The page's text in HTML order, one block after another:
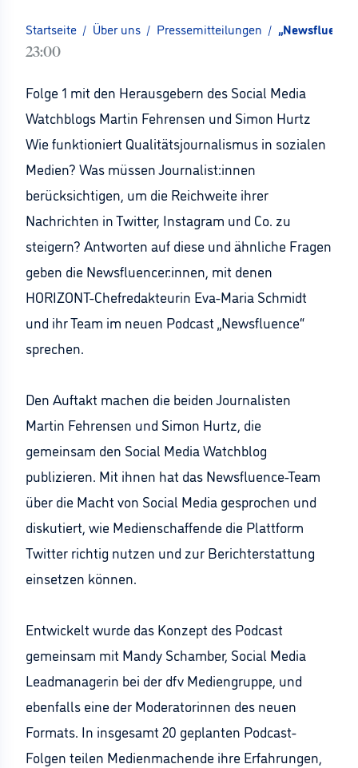
Startseite / Über uns / Pressemitteilungen /
23:00
Folge 1 mit den Herausgebern des Social Media
Watchblogs Martin Fehrensen und Simon Hurtz
Wie funktioniert Qualitätsjournalismus in sozialen
Medien? Was müssen Journalist:innen
berücksichtigen, um die Reichweite ihrer
Nachrichten in Twitter, Instagram und Co. zu
steigern? Antworten auf diese und ähnliche Fragen
geben die Newsfluencer:innen, mit denen
HORIZONT-Chefredakteurin Eva-Maria Schmidt
und ihr Team im neuen Podcast „Newsfluence“
sprechen.
Den Auftakt machen die beiden Journalisten
Martin Fehrensen und Simon Hurtz, die
gemeinsam den Social Media Watchblog
publizieren. Mit ihnen hat das Newsfluence-Team
über die Macht von Social Media gesprochen und
diskutiert, wie Medienschaffende die Plattform
Twitter richtig nutzen und zur Berichterstattung
einsetzen können.
Entwickelt wurde das Konzept des Podcast
gemeinsam mit Mandy Schamber, Social Media
Leadmanagerin bei der dfv Mediengruppe, und
ebenfalls eine der Moderatorinnen des neuen
Formats. In insgesamt 20 geplanten Podcast-
Folgen teilen Medienmachende ihre Erfahrungen,